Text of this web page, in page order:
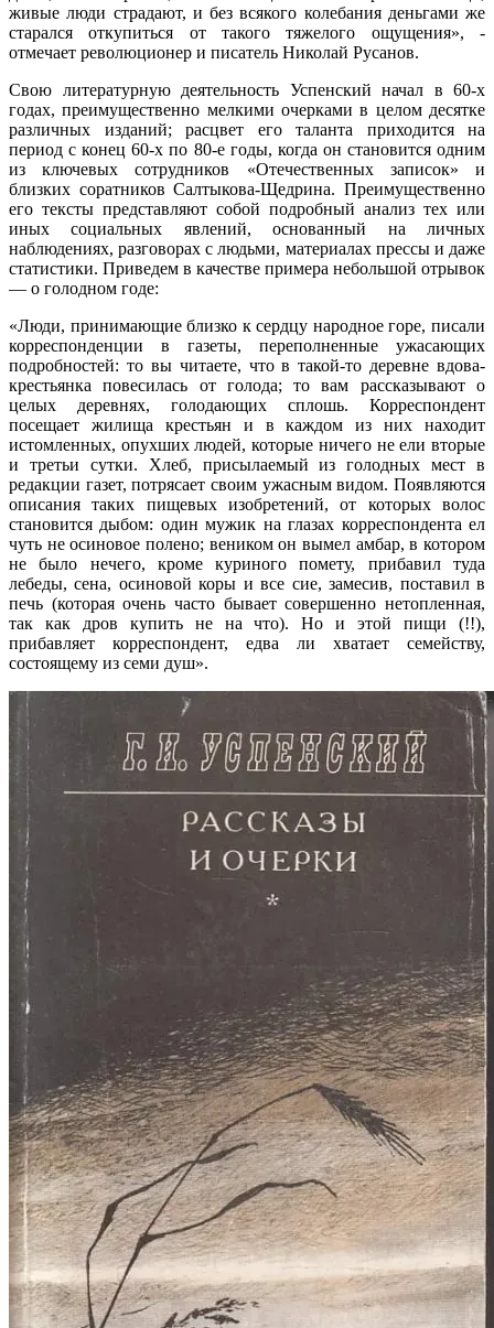
живые люди страдают, и без всякого колебания деньгами же
старался откупиться от такого тяжелого ощущения», -
отмечает революционер и писатель Николай Русанов.
Свою литературную деятельность Успенский начал в 60-х
годах, преимущественно мелкими очерками в целом десятке
различных изданий; расцвет его таланта приходится на
период с конец 60-х по 80-е годы, когда он становится одним
из ключевых сотрудников «Отечественных записок» и
близких соратников Салтыкова-Щедрина. Преимущественно
его тексты представляют собой подробный анализ тех или
иных социальных явлений, основанный на личных
наблюдениях, разговорах с людьми, материалах прессы и даже
статистики. Приведем в качестве примера небольшой отрывок
— о голодном годе:
«Люди, принимающие близко к сердцу народное горе, писали
корреспонденции в газеты, переполненные ужасающих
подробностей: то вы читаете, что в такой-то деревне вдова-
крестьянка повесилась от голода; то вам рассказывают о
целых деревнях, голодающих сплошь. Корреспондент
посещает жилища крестьян и в каждом из них находит
истомленных, опухших людей, которые ничего не ели вторые
и третьи сутки. Хлеб, присылаемый из голодных мест в
редакции газет, потрясает своим ужасным видом. Появляются
описания таких пищевых изобретений, от которых волос
становится дыбом: один мужик на глазах корреспондента ел
чуть не осиновое полено; веником он вымел амбар, в котором
не было нечего, кроме куриного помету, прибавил туда
лебеды, сена, осиновой коры и все сие, замесив, поставил в
печь (которая очень часто бывает совершенно нетопленная,
так как дров купить не на что). Но и этой пищи (!!),
прибавляет корреспондент, едва ли хватает семейству,
состоящему из семи душ».